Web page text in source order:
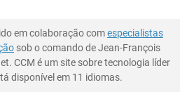
em colaboração comespecialistas
sob o comando de Jean-François
CCM é um site sobre tecnologia líder
disponível em 11 idiomas.